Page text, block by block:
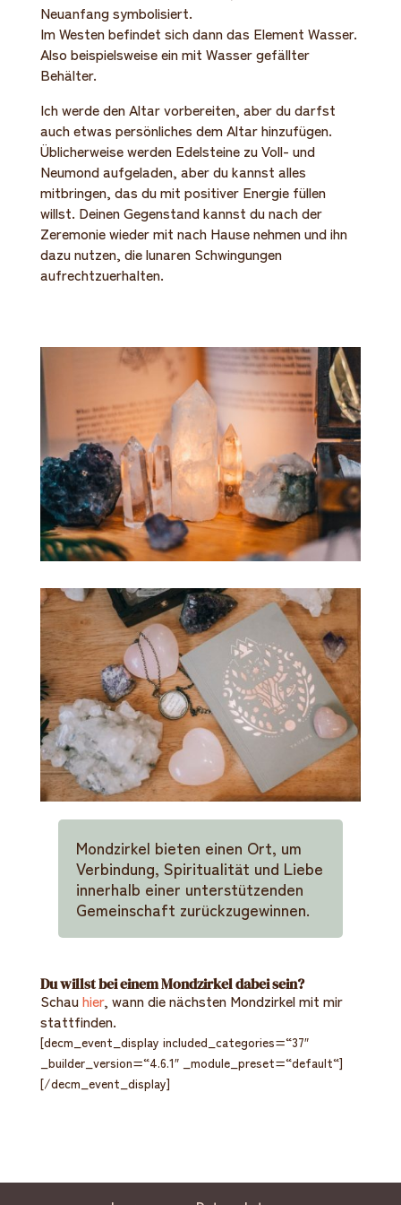
Neuanfang symbolisiert.
Im Westen befindet sich dann das Element Wasser.
Also beispielsweise ein mit Wasser gefällter
Behälter.
Ich werde den Altar vorbereiten, aber du darfst
auch etwas persönliches dem Altar hinzufügen.
Üblicherweise werden Edelsteine zu Voll- und
Neumond aufgeladen, aber du kannst alles
mitbringen, das du mit positiver Energie füllen
willst. Deinen Gegenstand kannst du nach der
Zeremonie wieder mit nach Hause nehmen und ihn
dazu nutzen, die lunaren Schwingungen
aufrechtzuerhalten.
Mondzirkel bieten einen Ort, um
Verbindung, Spiritualität und Liebe
innerhalb einer unterstützenden
Gemeinschaft zurückzugewinnen.
Du willst bei einem Mondzirkel dabei sein?
Schauhier, wann die nächsten Mondzirkel mit mir
stattfinden.
[decm_event_display included_categories=“37″
_builder_version=“4.6.1″ _module_preset=“default“]
[/decm_event_display]